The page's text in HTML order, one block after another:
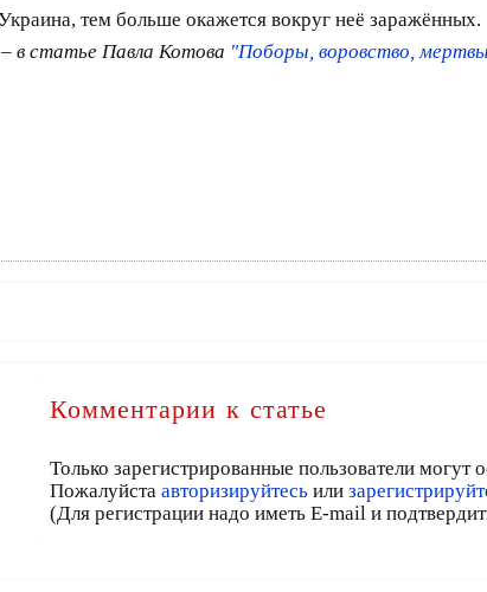
тем больше окажется вокруг неё заражённых.
в статье Павла Котова "Поборы, воровство,
Комментарии к статье
Только зарегистрированные пользователи могут
Пожалуйста авторизируйтесь или
(Для регистрации надо иметь E-mail и